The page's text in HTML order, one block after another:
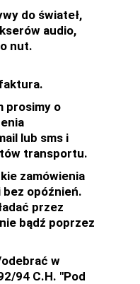
do świateł,
audio,
nut.
prosimy o
lub sms i
transportu.
zamówienia
bez opóźnień.
przez
bądź poprzez
w
94 C.H. "Pod